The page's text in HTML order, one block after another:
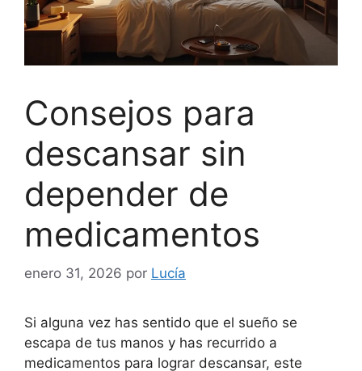
Consejos para
descansar sin
depender de
medicamentos
enero 31, 2026 por Lucía
Si alguna vez has sentido que el sueño se
escapa de tus manos y has recurrido a
medicamentos para lograr descansar, este